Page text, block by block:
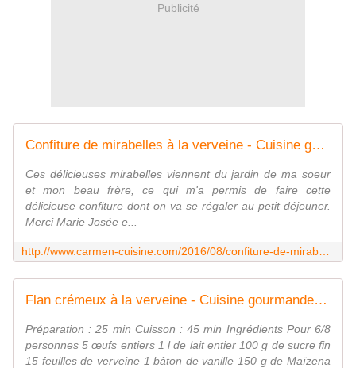
Publicité
Confiture de mirabelles à la verveine - Cuisine gourmande de Carmencita
Ces délicieuses mirabelles viennent du jardin de ma soeur
et mon beau frère, ce qui m'a permis de faire cette
délicieuse confiture dont on va se régaler au petit déjeuner.
Merci Marie Josée e...
Flan crémeux à la verveine - Cuisine gourmande de Carmencita
Préparation : 25 min Cuisson : 45 min Ingrédients Pour 6/8
personnes 5 œufs entiers 1 l de lait entier 100 g de sucre fin
15 feuilles de verveine 1 bâton de vanille 150 g de Maïzena